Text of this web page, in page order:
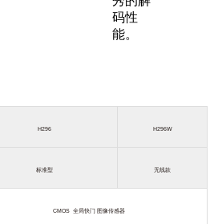
码性
能。
H296 H296W
标准型 无线款
CMOS 全局快门 图像传感器